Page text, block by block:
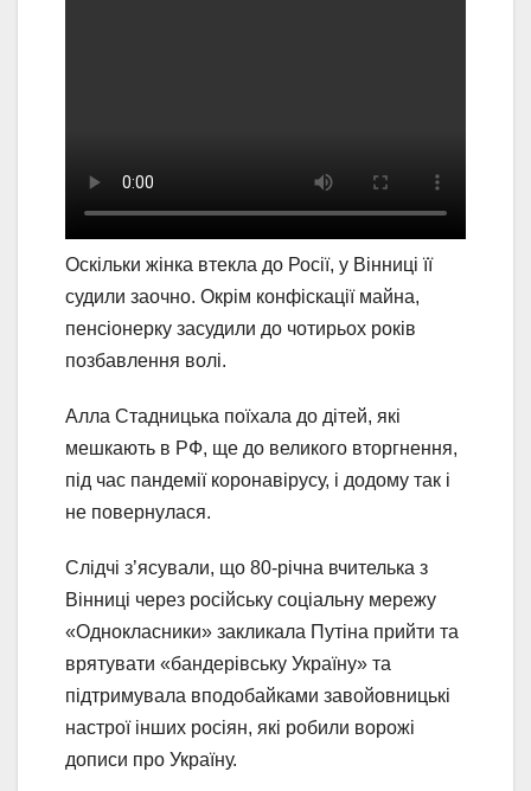
Оскільки жінка втекла до Росії, у Вінниці її
судили заочно. Окрім конфіскації майна,
пенсіонерку засудили до чотирьох років
позбавлення волі.
Алла Стадницька поїхала до дітей, які
мешкають в РФ, ще до великого вторгнення,
під час пандемії коронавірусу, і додому так і
не повернулася.
Слідчі з’ясували, що 80-річна вчителька з
Вінниці через російську соціальну мережу
«Однокласники» закликала Путіна прийти та
врятувати «бандерівську Україну» та
підтримувала вподобайками завойовницькі
настрої інших росіян, які робили ворожі
дописи про Україну.